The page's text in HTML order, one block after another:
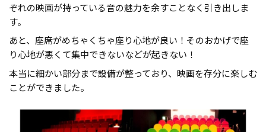
ぞれの映画が持っている音の魅力を余すことなく引き出しま
す。
あと、座席がめちゃくちゃ座り心地が良い！そのおかげで座
り心地が悪くて集中できないなどが起きない！
本当に細かい部分まで設備が整っており、映画を存分に楽しむ
ことができました。